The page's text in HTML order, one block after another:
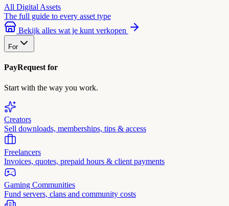
All Digital Assets
The full guide to every asset type
Bekijk alles wat je kunt verkopen
For
PayRequest for
Start with the way you work.
Creators
Sell downloads, memberships, tips & access
Freelancers
Invoices, quotes, prepaid hours & client payments
Gaming Communities
Fund servers, clans and community costs